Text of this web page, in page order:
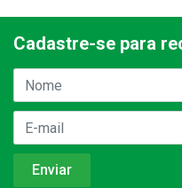
Cadastre-se para